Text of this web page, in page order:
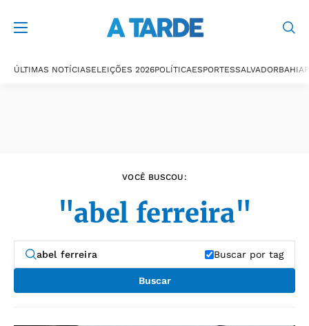
ÚLTIMAS NOTÍCIASELEIÇÕES 2026POLÍTICAESPORTESSALVADORBAHIA
VOCÊ BUSCOU:
"abel ferreira"
Buscar por tag
Buscar